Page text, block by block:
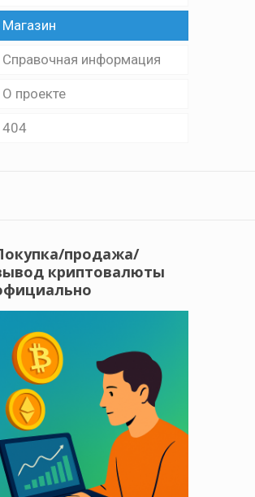
Магазин
Справочная информация
О проекте
404
продажа/
криптовалюты